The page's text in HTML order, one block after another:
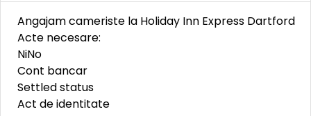
Angajam cameriste la Holiday Inn Express Dartford
Acte necesare:
NiNo
Cont bancar
Settled status
Act de identitate